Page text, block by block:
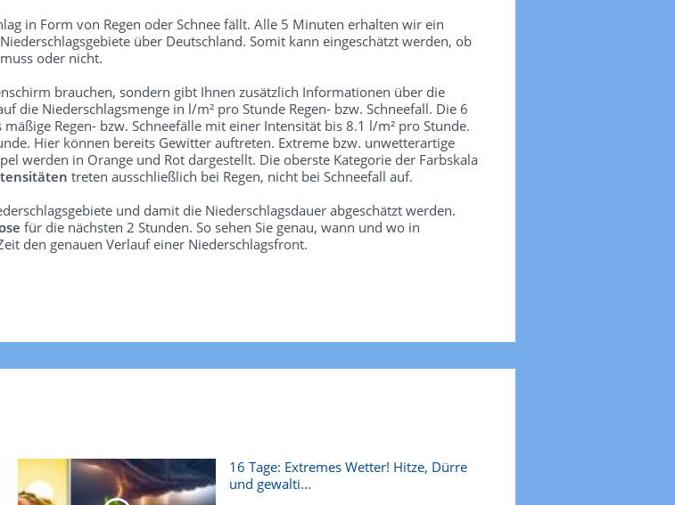
in Form von Regen oder Schnee fällt. Alle 5 Minuten erhalten wir ein
über Deutschland. Somit kann eingeschätzt werden, ob
oder nicht.
brauchen, sondern gibt Ihnen zusätzlich Informationen über die
die Niederschlagsmenge in l/m² pro Stunde Regen- bzw. Schneefall. Die 6
Regen- bzw. Schneefälle mit einer Intensität bis 8.1 l/m² pro Stunde.
Hier können bereits Gewitter auftreten. Extreme bzw. unwetterartige
werden in Orange und Rot dargestellt. Die oberste Kategorie der Farbskala
treten ausschließlich bei Regen, nicht bei Schneefall auf.
und damit die Niederschlagsdauer abgeschätzt werden.
für die nächsten 2 Stunden. So sehen Sie genau, wann und wo in
den genauen Verlauf einer Niederschlagsfront.
16 Tage: Extremes Wetter! Hitze, Dürre
und gewalti...